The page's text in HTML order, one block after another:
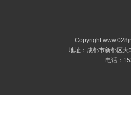
Copyright
地址：成都市新都区
电话：